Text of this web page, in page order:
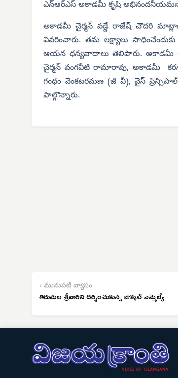
ఎన్ఆర్ఎస్ అకాడమీ కృషి
అకాడమీ చైర్మన్ వడ్డే రాజేష్ చౌదరి
వివరించారు. తమ లక్ష్యాలు సాధించేందుకు
ఆయన ధన్యవాదాలు తెలిపారు. అకాడమీ
చైర్మన్ వంగవీటి రామారావు, అకాడమీ
గంధం వెంకటరమణ (జీ వీ), వైస్
పాల్గొన్నారు.
‹ మునుపటి వ్యాసం
తిరుమల శ్రీవారిని దర్శించుకున్న జుక్కల్ ఎమ్మెల్యే